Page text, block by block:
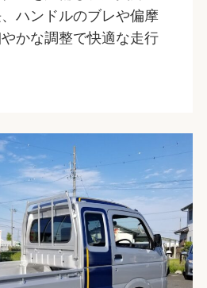
ハンドルのブレや偏摩
かな調整で快適な走行